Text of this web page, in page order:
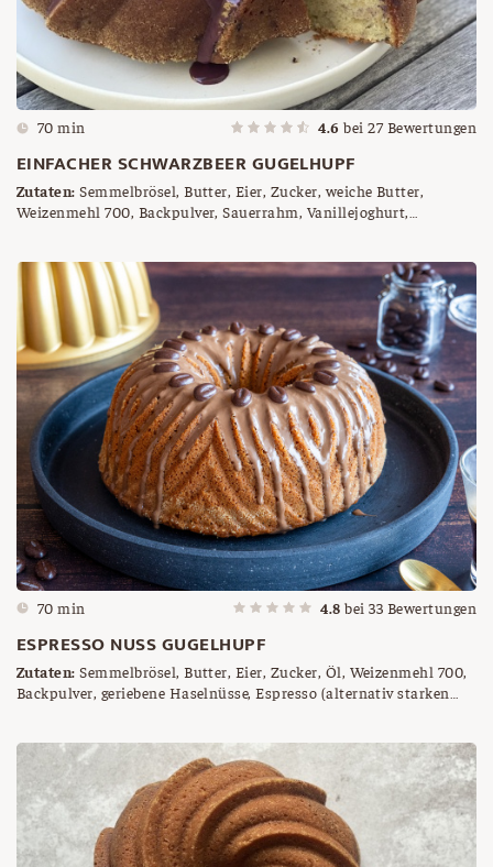
70 min 4.6 bei27Bewertungen
EINFACHER SCHWARZBEER GUGELHUPF
Zutaten: Semmelbrösel, Butter, Eier, Zucker, weiche Butter,
Weizenmehl 700, Backpulver, Sauerrahm, Vanillejoghurt,
70 min 4.8 bei33 Bewertungen
ESPRESSO NUSS GUGELHUPF
Zutaten: Semmelbrösel, Butter, Eier, Zucker, Öl, Weizenmehl 700,
Backpulver, geriebene Haselnüsse, Espresso (alternativ starken